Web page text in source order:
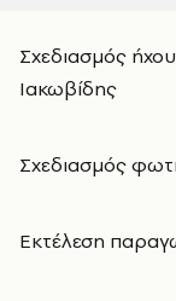
Σχεδιασμός
Ιακωβίδης
Σχεδιασμός
Εκτέλεση